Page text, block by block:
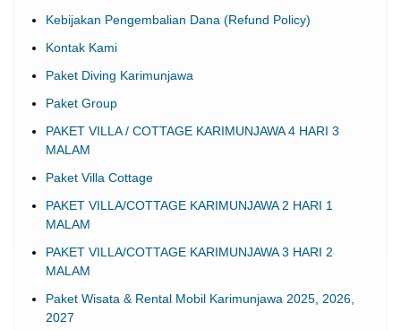
Kebijakan Pengembalian Dana (Refund Policy)
Kontak Kami
Paket Diving Karimunjawa
Paket Group
PAKET VILLA / COTTAGE KARIMUNJAWA 4 HARI 3
MALAM
Paket Villa Cottage
PAKET VILLA/COTTAGE KARIMUNJAWA 2 HARI 1
MALAM
PAKET VILLA/COTTAGE KARIMUNJAWA 3 HARI 2
MALAM
Paket Wisata & Rental Mobil Karimunjawa 2025, 2026,
2027